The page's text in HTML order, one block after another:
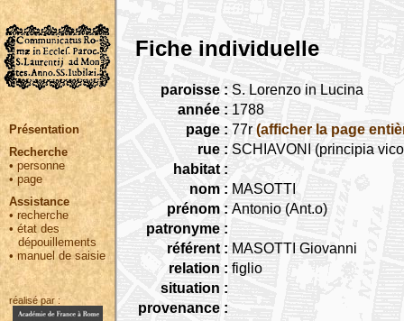
Présentation
Recherche
• personne
•page
Assistance
• recherche
•état des
dépouillements
•manuel de saisie
réalisé par :
Fiche individuelle
paroisse : S. Lorenzo in Lucina
année : 1788
page : 77r (afficher la page
rue : SCHIAVONI (principia
habitat :
nom : MASOTTI
prénom : Antonio (Ant.o)
patronyme :
référent : MASOTTI Giovanni
relation : figlio
situation :
provenance :